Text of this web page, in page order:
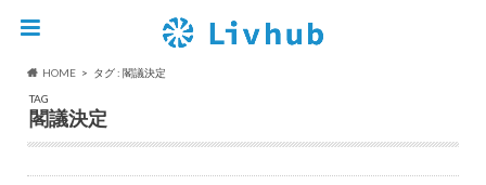
HOME
タグ : 閣議決定
TAG
閣議決定